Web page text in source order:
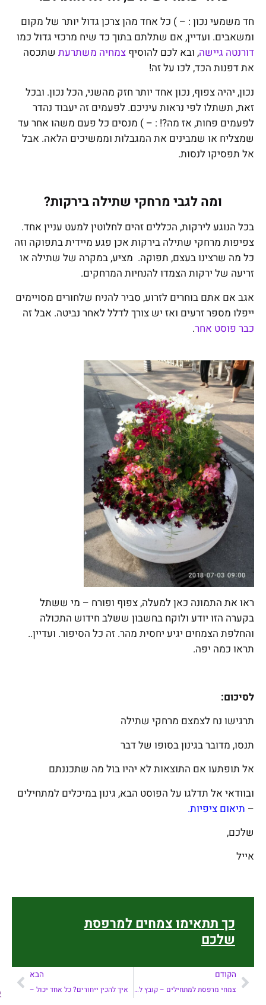
חד משמעי נכון : – ) כל אחד מהן צרכן גדול יותר של מקום
ומשאבים. ועדיין, אם שתלתם בתוך כד שיח מרכזי גדול כמו
דורנטה גיישה, ובא לכם להוסיףצמחיה משתרעתשתכסה
את דפנות הכד, לכו על זה!
נכון, יהיה צפוף, נכון אחד יותר חזק מהשני, הכל נכון. ובכל
זאת, תשתלו לפי נראות עיניכם. לפעמים זה יעבוד נהדר
לפעמים פחות, אז מה?! : – ) מנסים כל פעם משהו אחר עד
שמצליח או שמבינים את המגבלות וממשיכים הלאה. אבל
אל תפסיקו לנסות.
ומה לגבי מרחקי שתילה בירקות?
בכל הנוגע לירקות, הכללים זהים לחלוטין למעט עניין אחד.
צפיפות מרחקי שתילה בירקות אכן פגע מיידית בתפוקה וזה
כל מה שרצינו בעצם, תפוקה. מציע, במקרה של שתילה או
זריעה של ירקות הצמדו להנחיות המרחקים.
אגב אם אתם בוחרים לזרוע, סביר להניח שלחורים מסויימים
ייפלו מספר זרעים ואז יש צורך לדלל לאחר נביטה. אבל זה
כבר פוסט אחר.
ראו את התמונה כאן למעלה, צפוף ופורח – מי ששתל
בקערה הזו יודע ולוקח בחשבון ששלב חידוש התכולה
והחלפת הצמחים יגיע יחסית מהר. זה כל הסיפור. ועדיין..
תראו כמה יפה.
לסיכום:
תרגישו נח לצמצם מרחקי שתילה
תנסו, מדובר בגינון בסופו של דבר
אל תופתעו אם התוצאות לא יהיו בול מה שתכננתם
ובוודאי אל תדלגו על הפוסט הבא, גינון במיכלים למתחילים
תיאום ציפיות.
שלכם,
אייל
כך תתאימו צמחים למרפסת
שלכם
הקודם
צמחי מרפסת למתחילים – קובץ להורדה
הבא
איך להכין ייחורים? כל אחד יכול –